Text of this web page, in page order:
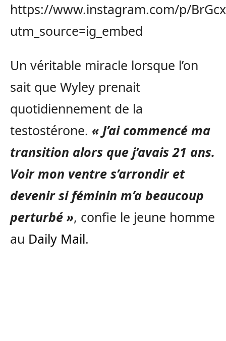
https://www.instagram.com/p/
utm_source=ig_embed
Un véritable miracle lorsque l’on
sait que Wyley prenait
quotidiennement de la
testostérone. « J’ai commencé ma
transition alors que j’avais 21 ans.
Voir mon ventre s’arrondir et
devenir si féminin m’a beaucoup
perturbé », confie le jeune homme
au Daily Mail.